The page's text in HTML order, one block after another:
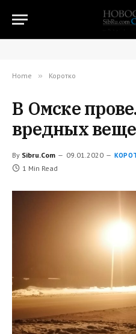
Home » Коротко
В Омске
вредных
By Sibru.Com 09.01.2020
1 Min Read